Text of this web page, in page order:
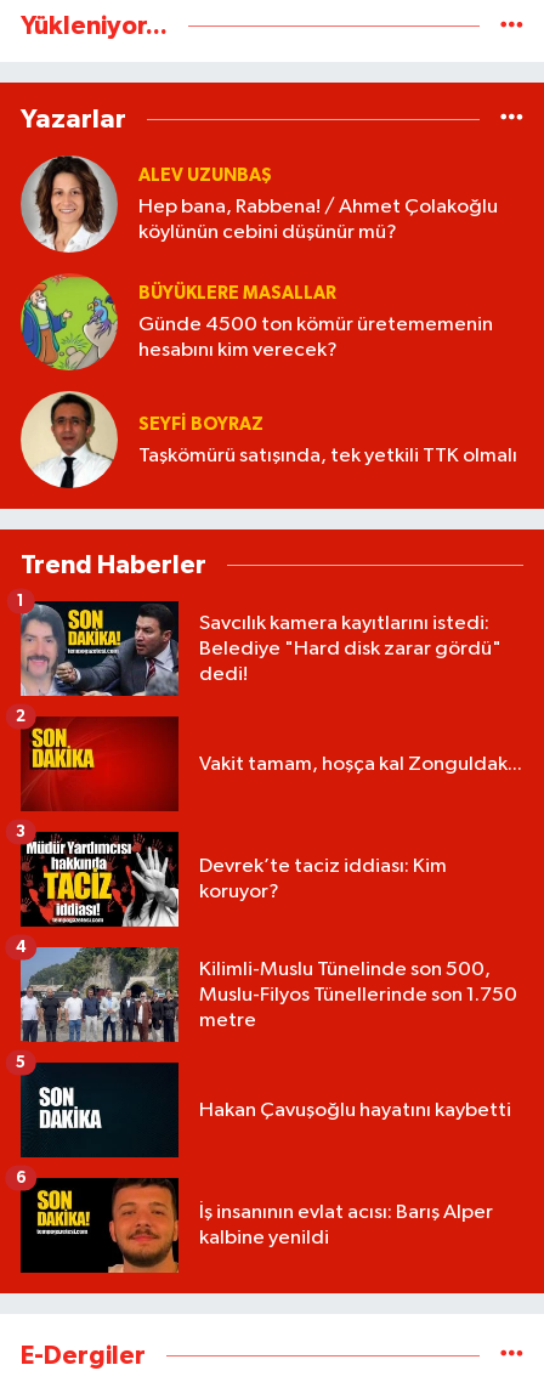
Yükleniyor...
Yazarlar
ALEV UZUNBAŞ
Hep bana, Rabbena! / Ahmet Çolakoğlu
köylünün cebini düşünür mü?
BÜYÜKLERE MASALLAR
Günde 4500 ton kömür üretememenin
hesabını kim verecek?
SEYFI BOYRAZ
Taşkömürü satışında, tek yetkili TTK olmalı
Trend Haberler
Savcılık kamera kayıtlarını istedi:
Belediye "Hard disk zarar gördü"
dedi!
1
Vakit tamam, hoşça kal Zonguldak...
2
Devrek’te taciz iddiası: Kim
koruyor?
3
Kilimli-Muslu Tünelinde son 500,
Muslu-Filyos Tünellerinde son 1.750
metre
4
Hakan Çavuşoğlu hayatını kaybetti
5
İş insanının evlat acısı: Barış Alper
kalbine yenildi
6
E-Dergiler